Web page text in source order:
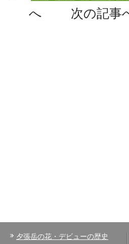
へ 次の記事
夕張岳の花・デビューの歴史